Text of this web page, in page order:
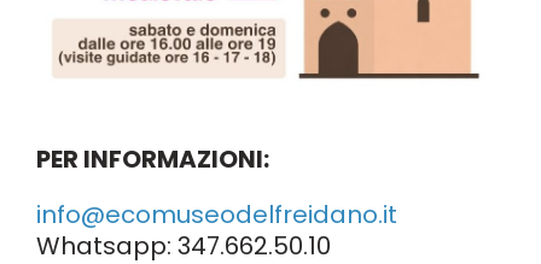
PER INFORMAZIONI:
info@ecomuseodelfreidano.it
Whatsapp: 347.662.50.10